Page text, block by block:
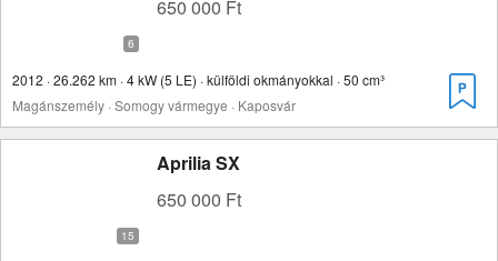
650 000 Ft
2012 · 26.262 km · 4 kW (5 LE) · külföldi okmányokkal · 50 cm³
Magánszemély · Somogy vármegye · Kaposvár
Aprilia SX
650 000 Ft